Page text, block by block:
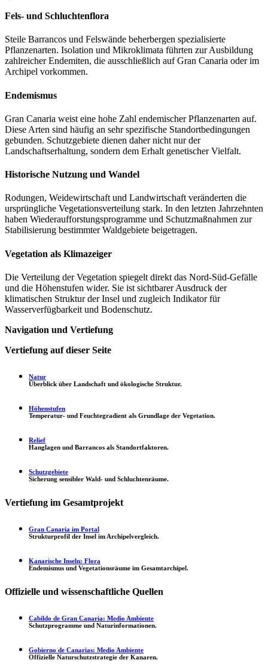
Fels- und Schluchtenflora
Steile Barrancos und Felswände beherbergen spezialisierte
Pflanzenarten. Isolation und Mikroklimata führten zur Ausbildung
zahlreicher Endemiten, die ausschließlich auf Gran Canaria oder im
Archipel vorkommen.
Endemismus
Gran Canaria weist eine hohe Zahl endemischer Pflanzenarten auf.
Diese Arten sind häufig an sehr spezifische Standortbedingungen
gebunden. Schutzgebiete dienen daher nicht nur der
Landschaftserhaltung, sondern dem Erhalt genetischer Vielfalt.
Historische Nutzung und Wandel
Rodungen, Weidewirtschaft und Landwirtschaft veränderten die
ursprüngliche Vegetationsverteilung stark. In den letzten Jahrzehnten
haben Wiederaufforstungsprogramme und Schutzmaßnahmen zur
Stabilisierung bestimmter Waldgebiete beigetragen.
Vegetation als Klimazeiger
Die Verteilung der Vegetation spiegelt direkt das Nord-Süd-Gefälle
und die Höhenstufen wider. Sie ist sichtbarer Ausdruck der
klimatischen Struktur der Insel und zugleich Indikator für
Wasserverfügbarkeit und Bodenschutz.
Navigation und Vertiefung
Vertiefung auf dieser Seite
Natur
Überblick über Landschaft und ökologische Struktur.
Höhenstufen
Temperatur- und Feuchtegradient als Grundlage der Vegetation.
Relief
Hanglagen und Barrancos als Standortfaktoren.
Schutzgebiete
Sicherung sensibler Wald- und Schluchtenräume.
Vertiefung im Gesamtprojekt
Gran Canaria im Portal
Strukturprofil der Insel im Archipelvergleich.
Kanarische Inseln: Flora
Endemismus und Vegetationsräume im Gesamtarchipel.
Offizielle und wissenschaftliche Quellen
Cabildo de Gran Canaria: Medio Ambiente
Schutzprogramme und Naturinformationen.
Gobierno de Canarias: Medio Ambiente
Offizielle Naturschutzstrategie der Kanaren.